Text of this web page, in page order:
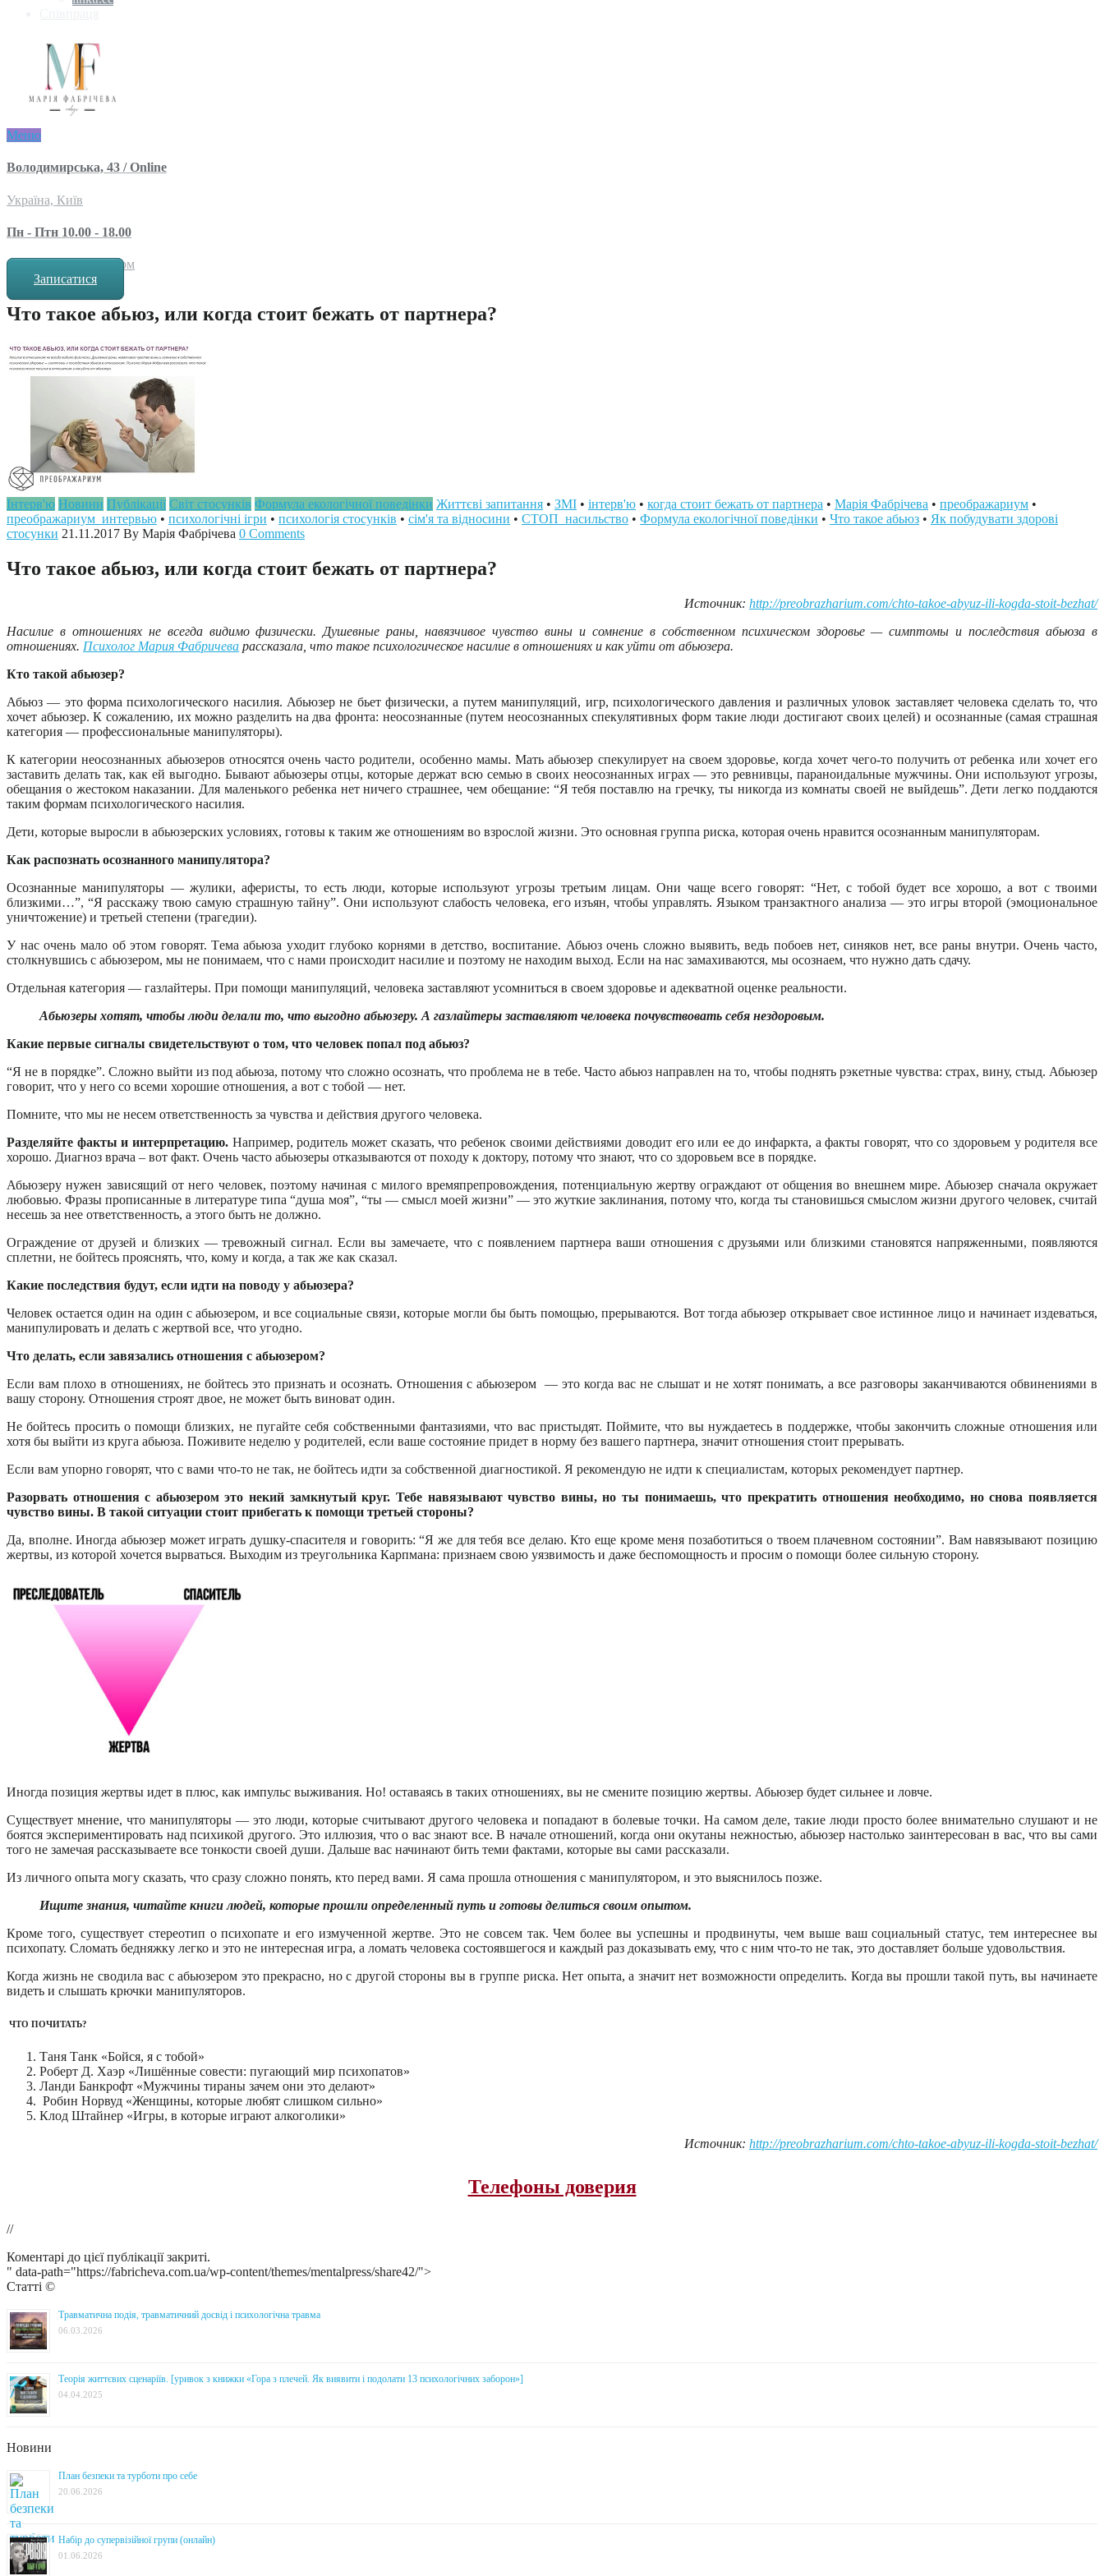
Меню
Володимирська, 43 / Online
Україна, Київ
Пн - Птн 10.00 - 18.00
за попереднім записом
Записатися
Что такое абьюз, или когда стоит бежать от партнера?
Інтерв'ю Новини Публікації Світ стосунків Формула екологічної поведінки Життєві запитання • ЗМІ • інтерв'ю • когда стоит бежать от партнера • Марія Фабрічева • преображариум •
преображариум_интервью • психологічні ігри • психологія стосунків • сім'я та відносини • СТОП_насильство • Формула екологічної поведінки • Что такое абьюз • Як побудувати здорові
стосунки 21.11.2017 By Марія Фабрічева 0 Comments
Что такое абьюз, или когда стоит бежать от партнера?
Источник: http://preobrazharium.com/chto-takoe-abyuz-ili-kogda-stoit-bezhat/
Насилие в отношениях не всегда видимо физически. Душевные раны, навязчивое чувство вины и сомнение в собственном психическом здоровье — симптомы и последствия абьюза в
отношениях. Психолог Мария Фабричева рассказала, что такое психологическое насилие в отношениях и как уйти от абьюзера.
Кто такой абьюзер?
Абьюз — это форма психологического насилия. Абьюзер не бьет физически, а путем манипуляций, игр, психологического давления и различных уловок заставляет человека сделать то, что
хочет абьюзер. К сожалению, их можно разделить на два фронта: неосознанные (путем неосознанных спекулятивных форм такие люди достигают своих целей) и осознанные (самая страшная
категория — профессиональные манипуляторы).
К категории неосознанных абьюзеров относятся очень часто родители, особенно мамы. Мать абьюзер спекулирует на своем здоровье, когда хочет чего-то получить от ребенка или хочет его
заставить делать так, как ей выгодно. Бывают абьюзеры отцы, которые держат всю семью в своих неосознанных играх — это ревнивцы, параноидальные мужчины. Они используют угрозы,
обещания о жестоком наказании. Для маленького ребенка нет ничего страшнее, чем обещание: “Я тебя поставлю на гречку, ты никогда из комнаты своей не выйдешь”. Дети легко поддаются
таким формам психологического насилия.
Дети, которые выросли в абьюзерских условиях, готовы к таким же отношениям во взрослой жизни. Это основная группа риска, которая очень нравится осознанным манипуляторам.
Как распознать осознанного манипулятора?
Осознанные манипуляторы — жулики, аферисты, то есть люди, которые используют угрозы третьим лицам. Они чаще всего говорят: “Нет, с тобой будет все хорошо, а вот с твоими
близкими…”, “Я расскажу твою самую страшную тайну”. Они используют слабость человека, его изъян, чтобы управлять. Языком транзактного анализа — это игры второй (эмоциональное
уничтожение) и третьей степени (трагедии).
У нас очень мало об этом говорят. Тема абьюза уходит глубоко корнями в детство, воспитание. Абьюз очень сложно выявить, ведь побоев нет, синяков нет, все раны внутри. Очень часто,
столкнувшись с абьюзером, мы не понимаем, что с нами происходит насилие и поэтому не находим выход. Если на нас замахиваются, мы осознаем, что нужно дать сдачу.
Отдельная категория — газлайтеры. При помощи манипуляций, человека заставляют усомниться в своем здоровье и адекватной оценке реальности.
Абьюзеры хотят, чтобы люди делали то, что выгодно абьюзеру. А газлайтеры заставляют человека почувствовать себя нездоровым.
Какие первые сигналы свидетельствуют о том, что человек попал под абьюз?
“Я не в порядке”. Сложно выйти из под абьюза, потому что сложно осознать, что проблема не в тебе. Часто абьюз направлен на то, чтобы поднять рэкетные чувства: страх, вину, стыд. Абьюзер
говорит, что у него со всеми хорошие отношения, а вот с тобой — нет.
Помните, что мы не несем ответственность за чувства и действия другого человека.
Разделяйте факты и интерпретацию.Например, родитель может сказать, что ребенок своими действиями доводит его или ее до инфаркта, а факты говорят, что со здоровьем у родителя все
хорошо. Диагноз врача – вот факт. Очень часто абьюзеры отказываются от походу к доктору, потому что знают, что со здоровьем все в порядке.
Абьюзеру нужен зависящий от него человек, поэтому начиная с милого времяпрепровождения, потенциальную жертву ограждают от общения во внешнем мире. Абьюзер сначала окружает
любовью. Фразы прописанные в литературе типа “душа моя”, “ты — смысл моей жизни” — это жуткие заклинания, потому что, когда ты становишься смыслом жизни другого человек, считай
несешь за нее ответственность, а этого быть не должно.
Ограждение от друзей и близких — тревожный сигнал. Если вы замечаете, что с появлением партнера ваши отношения с друзьями или близкими становятся напряженными, появляются
сплетни, не бойтесь прояснять, что, кому и когда, а так же как сказал.
Какие последствия будут, если идти на поводу у абьюзера?
Человек остается один на один с абьюзером, и все социальные связи, которые могли бы быть помощью, прерываются. Вот тогда абьюзер открывает свое истинное лицо и начинает издеваться,
манипулировать и делать с жертвой все, что угодно.
Что делать, если завязались отношения с абьюзером?
Если вам плохо в отношениях, не бойтесь это признать и осознать. Отношения с абьюзером — это когда вас не слышат и не хотят понимать, а все разговоры заканчиваются обвинениями в
вашу сторону. Отношения строят двое, не может быть виноват один.
Не бойтесь просить о помощи близких, не пугайте себя собственными фантазиями, что вас пристыдят. Поймите, что вы нуждаетесь в поддержке, чтобы закончить сложные отношения или
хотя бы выйти из круга абьюза. Поживите неделю у родителей, если ваше состояние придет в норму без вашего партнера, значит отношения стоит прерывать.
Если вам упорно говорят, что с вами что-то не так, не бойтесь идти за собственной диагностикой. Я рекомендую не идти к специалистам, которых рекомендует партнер.
Разорвать отношения с абьюзером это некий замкнутый круг. Тебе навязывают чувство вины, но ты понимаешь, что прекратить отношения необходимо, но снова появляется
чувство вины. В такой ситуации стоит прибегать к помощи третьей стороны?
Да, вполне. Иногда абьюзер может играть душку-спасителя и говорить: “Я же для тебя все делаю. Кто еще кроме меня позаботиться о твоем плачевном состоянии”. Вам навязывают позицию
жертвы, из которой хочется вырваться. Выходим из треугольника Карпмана: признаем свою уязвимость и даже беспомощность и просим о помощи более сильную сторону.
Иногда позиция жертвы идет в плюс, как импульс выживания. Но! оставаясь в таких отношениях, вы не смените позицию жертвы. Абьюзер будет сильнее и ловче.
Существует мнение, что манипуляторы — это люди, которые считывают другого человека и попадают в болевые точки. На самом деле, такие люди просто более внимательно слушают и не
боятся экспериментировать над психикой другого. Это иллюзия, что о вас знают все. В начале отношений, когда они окутаны нежностью, абьюзер настолько заинтересован в вас, что вы сами
того не замечая рассказываете все тонкости своей души. Дальше вас начинают бить теми фактами, которые вы сами рассказали.
Из личного опыта могу сказать, что сразу сложно понять, кто перед вами. Я сама прошла отношения с манипулятором, и это выяснилось позже.
Ищите знания, читайте книги людей, которые прошли определенный путь и готовы делиться своим опытом.
Кроме того, существует стереотип о психопате и его измученной жертве. Это не совсем так. Чем более вы успешны и продвинуты, чем выше ваш социальный статус, тем интереснее вы
психопату. Сломать бедняжку легко и это не интересная игра, а ломать человека состоявшегося и каждый раз доказывать ему, что с ним что-то не так, это доставляет больше удовольствия.
Когда жизнь не сводила вас с абьюзером это прекрасно, но с другой стороны вы в группе риска. Нет опыта, а значит нет возможности определить. Когда вы прошли такой путь, вы начинаете
видеть и слышать крючки манипуляторов.
ЧТО ПОЧИТАТЬ?
Таня Танк «Бойся, я с тобой»
Роберт Д. Хаэр «Лишённые совести: пугающий мир психопатов»
Ланди Банкрофт «Мужчины тираны зачем они это делают»
Робин Норвуд «Женщины, которые любят слишком сильно»
Клод Штайнер «Игры, в которые играют алкоголики»
Источник: http://preobrazharium.com/chto-takoe-abyuz-ili-kogda-stoit-bezhat/
Телефоны доверия
//
Коментарі до цієї публікації закриті.
" data-path="https://fabricheva.com.ua/wp-content/themes/mentalpress/share42/">
Статті ©
Травматична подія, травматичний досвід і психологічна травма
06.03.2026
Теорія життєвих сценаріїв. [уривок з книжки «Гора з плечей. Як виявити і подолати 13 психологічних заборон»]
04.04.2025
Новини
План безпеки та турботи про себе
20.06.2026
Набір до супервізійної групи (онлайн)
01.06.2026